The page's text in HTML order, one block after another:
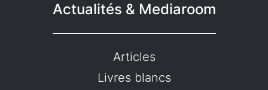
Actualités & Mediaroom
Articles
Livres blancs